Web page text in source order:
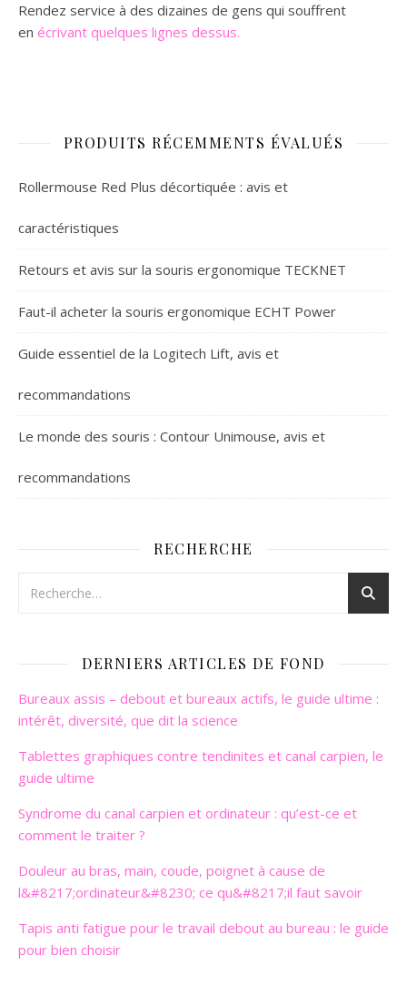
Rendez service à des dizaines de gens qui souffrent
en écrivant quelques lignes dessus.
PRODUITS RÉCEMMENTS ÉVALUÉS
Rollermouse Red Plus décortiquée : avis et
caractéristiques
Retours et avis sur la souris ergonomique TECKNET
Faut-il acheter la souris ergonomique ECHT Power
Guide essentiel de la Logitech Lift, avis et
recommandations
Le monde des souris : Contour Unimouse, avis et
recommandations
RECHERCHE
DERNIERS ARTICLES DE FOND
Bureaux assis – debout et bureaux actifs, le guide ultime :
intérêt, diversité, que dit la science
Tablettes graphiques contre tendinites et canal carpien, le
guide ultime
Syndrome du canal carpien et ordinateur : qu’est-ce et
comment le traiter ?
Douleur au bras, main, coude, poignet à cause de
l&#8217;ordinateur&#8230; ce qu&#8217;il faut savoir
Tapis anti fatigue pour le travail debout au bureau : le guide
pour bien choisir